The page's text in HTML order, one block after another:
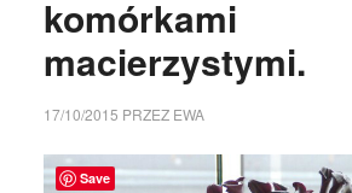
komórkami
macierzystymi.
17/10/2015 PRZEZ EWA
Save